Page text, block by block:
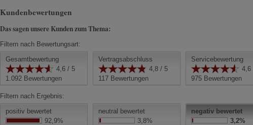
Kundenbewertungen
Das sagen unsere Kunden zum Thema:
Filtern nach Bewertungsart:
Gesamtbewertung
4,6 / 5
1.092 Bewertungen
Vertragsabschluss
4,8 / 5
117 Bewertungen
Servicebewertung
4,6
975 Bewertungen
Filtern nach Ergebnis:
positiv bewertet
92,9%
neutral bewertet
3,8%
negativ bewertet
3,2%